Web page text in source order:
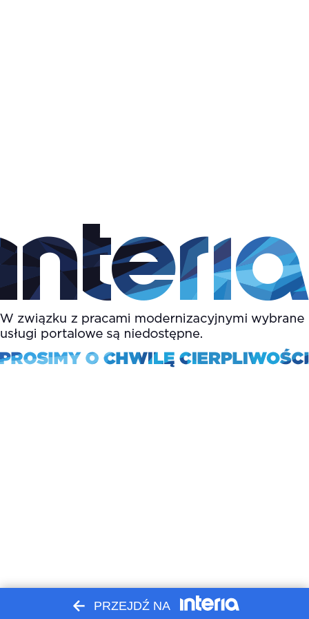
PRZEJDŹ NA